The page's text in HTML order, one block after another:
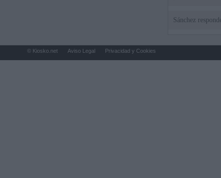
Sánchez
© Kiosko.net Aviso Legal Privacidad y Cookies